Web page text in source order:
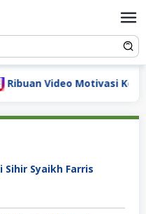
Video Motivasi
Sihir Syaikh Farris